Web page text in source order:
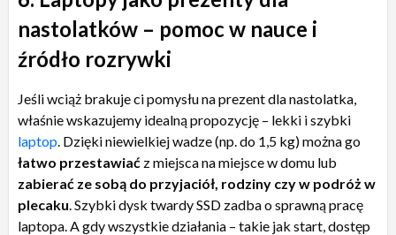
nastolatków – pomoc w nauce i
źródło rozrywki
Jeśli wciąż brakuje ci pomysłu na prezent dla nastolatka,
właśnie wskazujemy idealną propozycję – lekki i szybki
laptop. Dzięki niewielkiej wadze (np. do 1,5 kg) można go
łatwo przestawiać z miejsca na miejsce w domu lub
zabierać ze sobą do przyjaciół, rodziny czy w podróż w
plecaku. Szybki dysk twardy SSD zadba o sprawną pracę
laptopa. A gdy wszystkie działania – takie jak start, dostęp